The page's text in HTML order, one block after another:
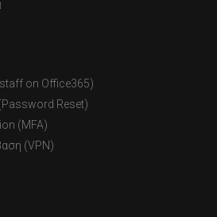
on Office365)
Reset)
(MFA)
(VPN)